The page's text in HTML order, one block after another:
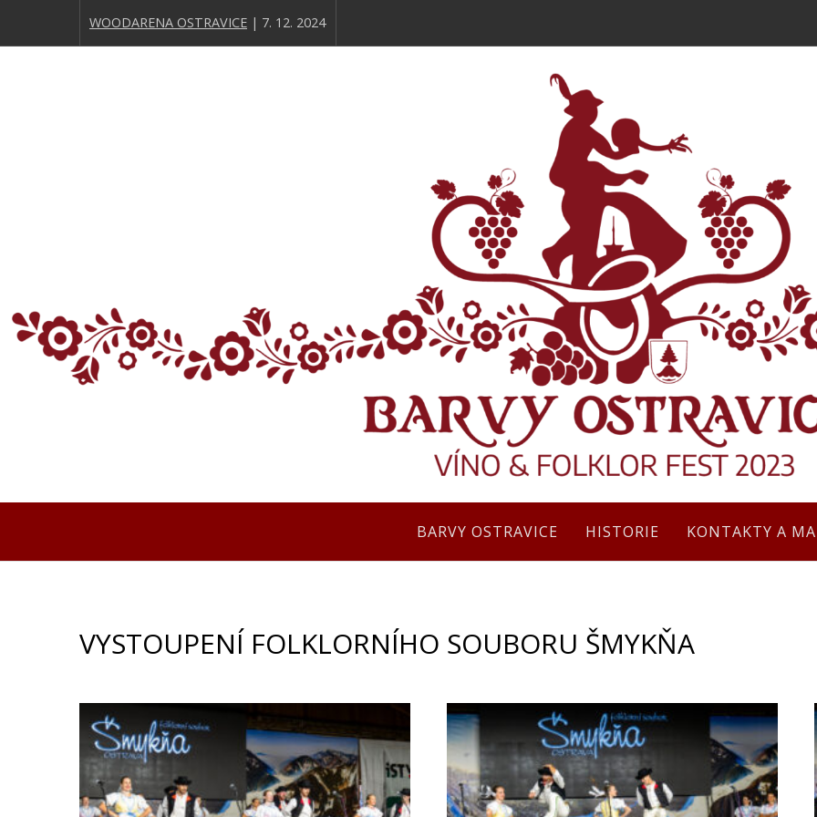
WOODARENA OSTRAVICE | 7. 12. 2024
BARVY OSTRAVICE HISTORIE KONTAKTY A
VYSTOUPENÍ FOLKLORNÍHO SOUBORU ŠMYKŇA